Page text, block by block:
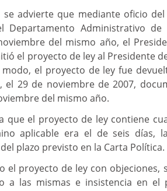
se advierte que mediante oficio
Departamento Administrativo
del mismo año, el
el proyecto de ley al Presidente
el proyecto de ley fue
el 29 de noviembre de 2007,
del mismo año.
que el proyecto de ley contiene
aplicable era el de seis días,
plazo previsto en la Carta Política.
el proyecto de ley con objeciones,
a las mismas e insistencia en el